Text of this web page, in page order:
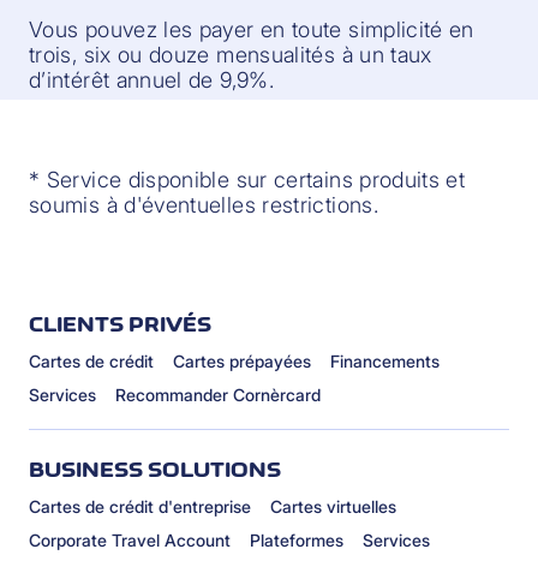
Vous pouvez les payer en toute simplicité en
trois, six ou douze mensualités à un taux
d’intérêt annuel de 9,9%.
* Service disponible sur certains produits et
soumis à d'éventuelles restrictions.
CLIENTS PRIVÉS
Cartes de crédit Cartes prépayées
Financements
Services
Recommander Cornèrcard
BUSINESS SOLUTIONS
Cartes de crédit d'entreprise
Cartes virtuelles
Corporate Travel Account
Plateformes Services